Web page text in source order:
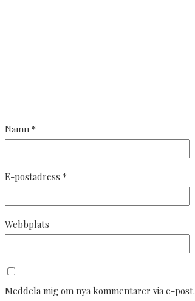
Namn *
E-postadress *
Webbplats
Meddela mig om nya kommentarer via e-post.